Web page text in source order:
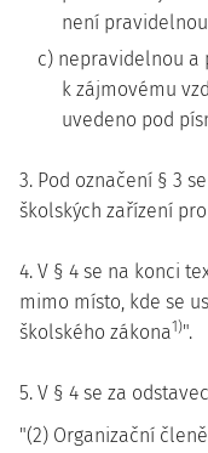
není
c) nepravidelnou a
k zájmovému
uvedeno pod
3. Pod označení § 3
školských zařízení
4. V § 4 se na konci
mimo místo, kde se
školského zákona1)".
5. V § 4 se za
"(2) Organizační